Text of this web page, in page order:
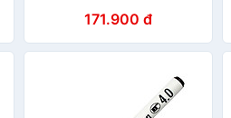
171.900 đ